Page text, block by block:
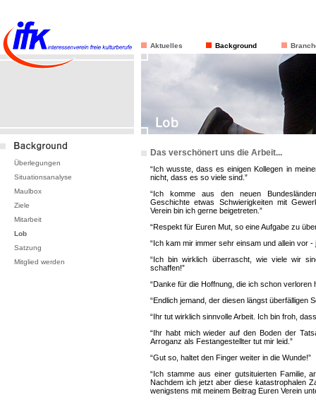
Aktuelles Background
Überlegungen
Situationsanalyse
Maulbox
Ziele
Mitarbeit
Lob
Satzung
Mitglied werden
Das verschönert uns die Arbeit...
“Ich wusste, dass es einigen Kollegen in
nicht, dass es so viele sind.”
“Ich komme aus den neuen
Geschichte etwas Schwierigkeiten mit
Verein bin ich gerne beigetreten.”
“Respekt für Euren Mut, so eine Aufgabe zu
“Ich kam mir immer sehr einsam und allein vor -
“Ich bin wirklich überrascht, wie viele wir
schaffen!”
“Danke für die Hoffnung, die ich schon verloren
“Endlich jemand, der diesen längst überfälligen
“Ihr tut wirklich sinnvolle Arbeit. Ich bin froh,
“Ihr habt mich wieder auf den Boden der
Arroganz als Festangestellter tut mir leid.”
“Gut so, haltet den Finger weiter in die Wunde!”
“Ich stamme aus einer gutsituierten Familie,
Nachdem ich jetzt aber diese katastrophalen
wenigstens mit meinem Beitrag Euren Verein